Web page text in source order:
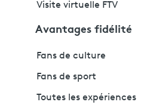
Visite virtuelle FTV
Avantages fidélité
Fans de culture
Fans de sport
Toutes les expériences